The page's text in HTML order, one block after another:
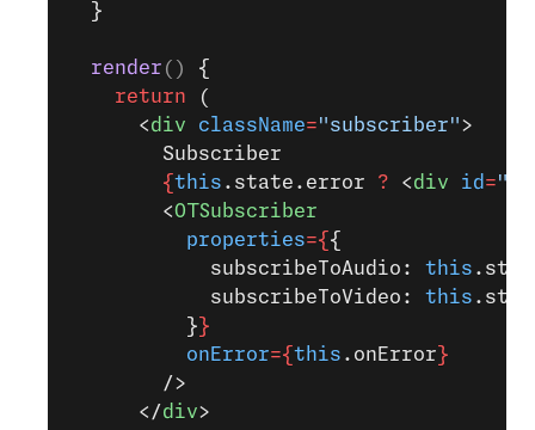
  }
  render
() {
    return
(
      <
div className="subscriber">
        Subscriber
        {
this .state.error ? <div id =
        <
OTSubscriber
          properties
={ {
            subscribeToAudio:
this
            subscribeToVideo:
this
          }
}
          onError
={ this .onError }
        />
      </
div>